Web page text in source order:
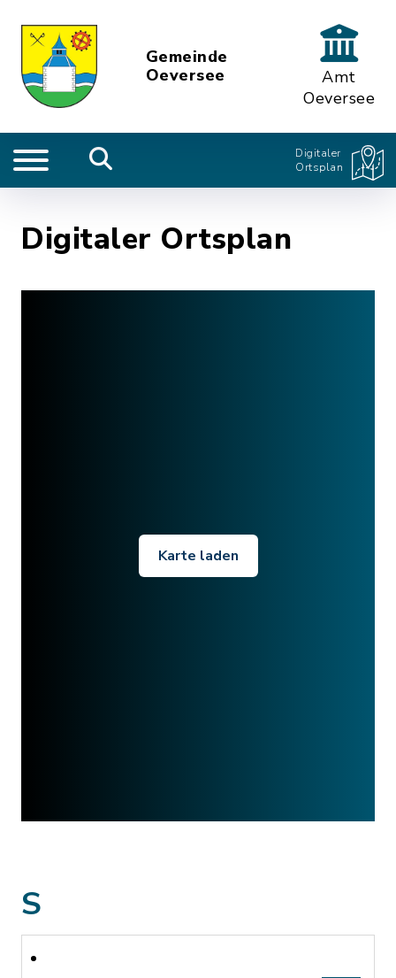
Gemeinde
Oeversee
Amt
Oeversee
Digitaler
Ortsplan
Digitaler Ortsplan
Karte laden
S